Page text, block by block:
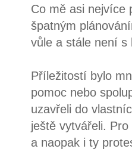
Co mě asi nejvíce
špatným
vůle a stále není s
Příležitostí bylo
pomoc nebo
uzavřeli do
ještě vytvářeli.
a naopak i ty